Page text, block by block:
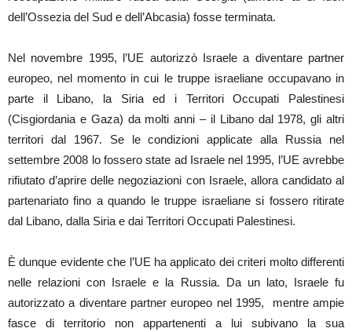
dell’Ossezia del Sud e dell’Abcasia) fosse terminata.
Nel novembre 1995, l’UE autorizzò Israele a diventare partner
europeo, nel momento in cui le truppe israeliane occupavano in
parte il Libano, la Siria ed i Territori Occupati Palestinesi
(Cisgiordania e Gaza) da molti anni – il Libano dal 1978, gli altri
territori dal 1967. Se le condizioni applicate alla Russia nel
settembre 2008 lo fossero state ad Israele nel 1995, l’UE avrebbe
rifiutato d’aprire delle negoziazioni con Israele, allora candidato al
partenariato fino a quando le truppe israeliane si fossero ritirate
dal Libano, dalla Siria e dai Territori Occupati Palestinesi.
È dunque evidente che l’UE ha applicato dei criteri molto differenti
nelle relazioni con Israele e la Russia. Da un lato, Israele fu
autorizzato a diventare partner europeo nel 1995, mentre ampie
fasce di territorio non appartenenti a lui subivano la sua